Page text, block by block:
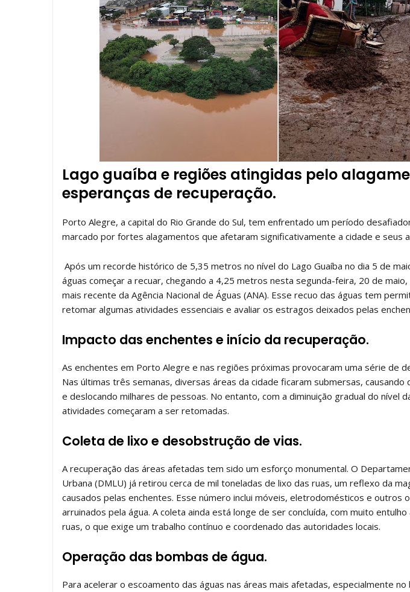
Lago guaíba e regiões atingidas pelo
esperanças de recuperação.
Porto Alegre, a capital do Rio Grande do Sul, tem enfrentado um período
marcado por fortes alagamentos que afetaram significativamente a cidade e seus
Após um recorde histórico de 5,35 metros no nível do Lago Guaíba no dia 5 de
águas começar a recuar, chegando a 4,25 metros nesta segunda-feira, 20 de
mais recente da Agência Nacional de Águas (ANA). Esse recuo das águas tem
retomar algumas atividades essenciais e avaliar os estragos deixados pelas
Impacto das enchentes e início da recuperação.
As enchentes em Porto Alegre e nas regiões próximas provocaram uma série de
Nas últimas três semanas, diversas áreas da cidade ficaram submersas,
e deslocando milhares de pessoas. No entanto, com a diminuição gradual do nível
atividades começaram a ser retomadas.
Coleta de lixo e desobstrução de vias.
A recuperação das áreas afetadas tem sido um esforço monumental. O
Urbana (DMLU) já retirou cerca de mil toneladas de lixo das ruas, um reflexo da
causados pelas enchentes. Esse número inclui móveis, eletrodomésticos e outros
arruinados pela água. A coleta ainda está longe de ser concluída, com muito
ruas, o que exige um trabalho contínuo e coordenado das autoridades locais.
Operação das bombas de água.
Para acelerar o escoamento das águas nas áreas mais afetadas, especialmente no